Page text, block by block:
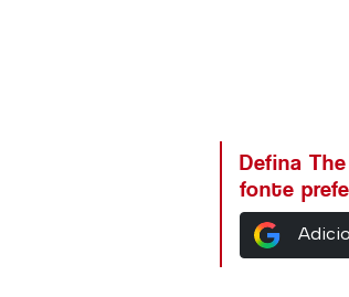
Defina
fonte